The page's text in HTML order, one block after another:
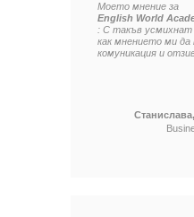
Моето мнение за
English World
: С такъв усмихнат
как мнението ми
комуникация и